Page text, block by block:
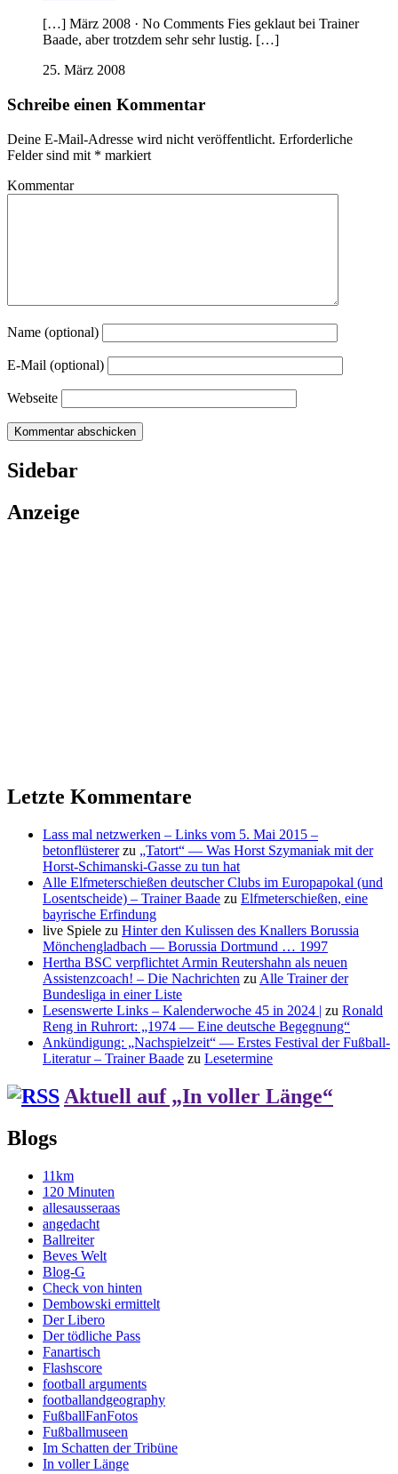
[…] März 2008 · No Comments Fies geklaut bei Trainer
Baade, aber trotzdem sehr sehr lustig. […]
25. März 2008
Schreibe einen Kommentar
Deine E-Mail-Adresse wird nicht veröffentlicht. Erforderliche
Felder sind mit * markiert
Kommentar
Name (optional)
E-Mail (optional)
Webseite
Sidebar
Anzeige
Letzte Kommentare
Lass mal netzwerken – Links vom 5. Mai 2015 –
betonflüstererzu „Tatort“ — Was Horst Szymaniak mit der
Horst-Schimanski-Gasse zu tun hat
Alle Elfmeterschießen deutscher Clubs im Europapokal (und
Losentscheide) – Trainer Baade zu Elfmeterschießen, eine
bayrische Erfindung
live Spiele zu Hinter den Kulissen des Knallers Borussia
Mönchengladbach — Borussia Dortmund … 1997
Hertha BSC verpflichtet Armin Reutershahn als neuen
Assistenzcoach! – Die Nachrichten zu Alle Trainer der
Bundesliga in einer Liste
Lesenswerte Links – Kalenderwoche 45 in 2024 | zu Ronald
Reng in Ruhrort: „1974 — Eine deutsche Begegnung“
Ankündigung: „Nachspielzeit“ — Erstes Festival der Fußball-
Literatur – Trainer Baade zu Lesetermine
Aktuell auf „In voller Länge“
Blogs
11km
120 Minuten
allesausseraas
angedacht
Ballreiter
Beves Welt
Blog-G
Check von hinten
Dembowski ermittelt
Der Libero
Der tödliche Pass
Fanartisch
Flashscore
football arguments
footballandgeography
FußballFanFotos
Fußballmuseen
Im Schatten der Tribüne
In voller Länge